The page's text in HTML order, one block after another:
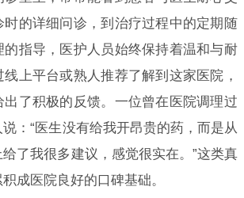
时的详细问诊，到治疗过程中的定期随
的指导，医护人员始终保持着温和与耐
上平台或熟人推荐了解到这家医院，
出了积极的反馈。一位曾在医院调理过
：“医生没有给我开昂贵的药，而是从
了我很多建议，感觉很实在。”这类真
成医院良好的口碑基础。